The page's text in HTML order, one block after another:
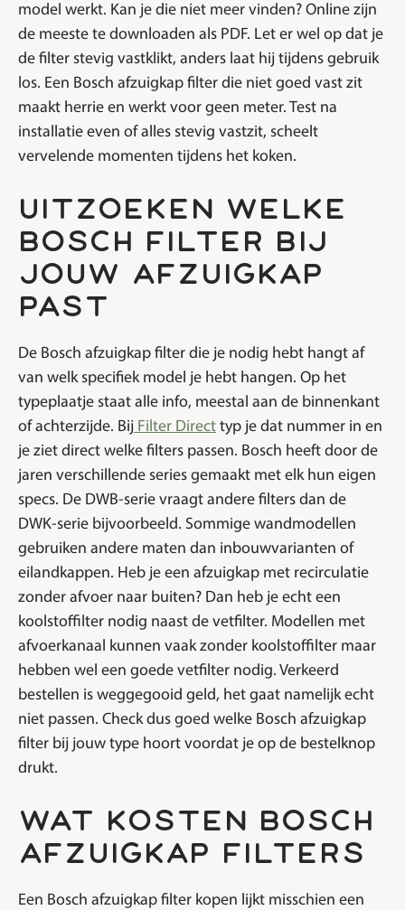
model werkt. Kan je die niet meer vinden? Online zijn
de meeste te downloaden als PDF. Let er wel op dat je
de filter stevig vastklikt, anders laat hij tijdens gebruik
los. Een Bosch afzuigkap filter die niet goed vast zit
maakt herrie en werkt voor geen meter. Test na
installatie even of alles stevig vastzit, scheelt
vervelende momenten tijdens het koken.
uitzoeken welke
bosch filter bij
jouw afzuigkap
past
De Bosch afzuigkap filter die je nodig hebt hangt af
van welk specifiek model je hebt hangen. Op het
typeplaatje staat alle info, meestal aan de binnenkant
of achterzijde. Bij Filter Direct typ je dat nummer in en
je ziet direct welke filters passen. Bosch heeft door de
jaren verschillende series gemaakt met elk hun eigen
specs. De DWB-serie vraagt andere filters dan de
DWK-serie bijvoorbeeld. Sommige wandmodellen
gebruiken andere maten dan inbouwvarianten of
eilandkappen. Heb je een afzuigkap met recirculatie
zonder afvoer naar buiten? Dan heb je echt een
koolstoffilter nodig naast de vetfilter. Modellen met
afvoerkanaal kunnen vaak zonder koolstoffilter maar
hebben wel een goede vetfilter nodig. Verkeerd
bestellen is weggegooid geld, het gaat namelijk echt
niet passen. Check dus goed welke Bosch afzuigkap
filter bij jouw type hoort voordat je op de bestelknop
drukt.
wat kosten bosch
afzuigkap filters
Een Bosch afzuigkap filter kopen lijkt misschien een